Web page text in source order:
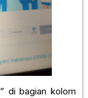
di bagian kolom